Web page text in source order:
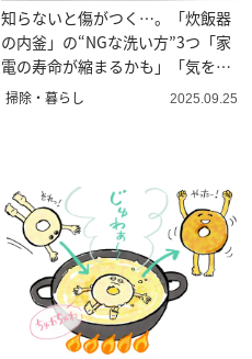
知らないと傷がつく…。「炊飯器
の内釜」の“NGな洗い方”3つ「家
電の寿命が縮まるかも」「気を付
ける」
掃除・暮らし 2025.09.25